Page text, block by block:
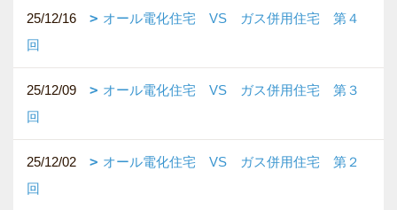
25/12/16
オール電化住宅 VS ガス併用住宅 第４
回
25/12/09
オール電化住宅 VS ガス併用住宅 第３
回
25/12/02
オール電化住宅 VS ガス併用住宅 第２
回